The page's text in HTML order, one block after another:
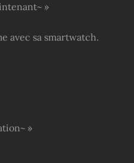
»
avec sa smartwatch.
»